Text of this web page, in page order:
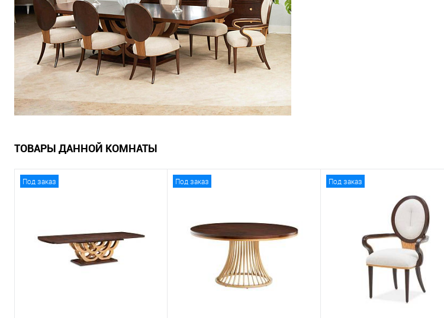
ТОВАРЫ ДАННОЙ КОМНАТЫ
Под заказ Под заказ Под заказ